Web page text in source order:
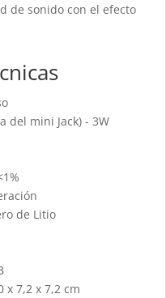
de sonido con el efecto
del mini Jack) - 3W
de Litio
x 7,2 x 7,2 cm